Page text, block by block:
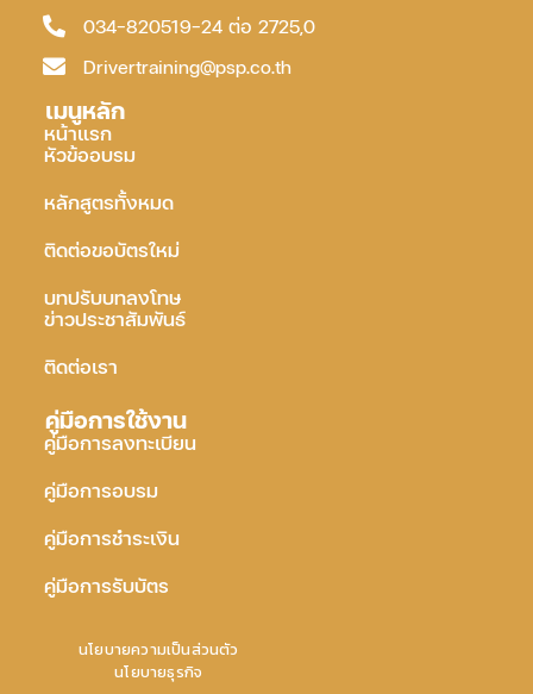
034-820519-24 ต่อ 2725,0
Drivertraining@psp.co.th
เมนูหลัก
หน้าแรก
หัวข้ออบรม
หลักสูตรทั้งหมด
ติดต่อขอบัตรใหม่
บทปรับบทลงโทษ
ข่าวประชาสัมพันธ์
ติดต่อเรา
คู่มือการใช้งาน
คู่มือการลงทะเบียน
คู่มือการอบรม
คู่มือการชำระเงิน
คู่มือการรับบัตร
นโยบายความเป็นส่วนตัว
นโยบายธุรกิจ